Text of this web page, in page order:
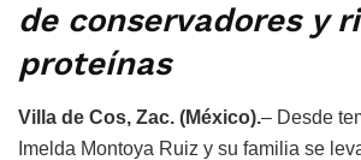
de conservadores y
proteínas
Villa de Cos, Zac. (México).– Desde
Imelda Montoya Ruiz y su familia se